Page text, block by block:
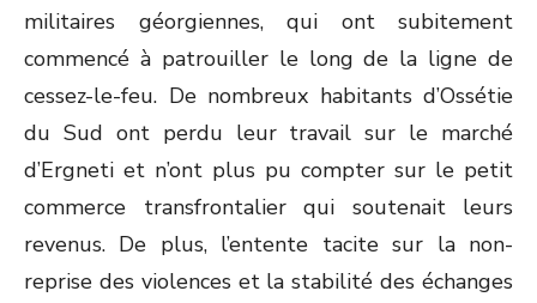
militaires géorgiennes, qui ont subitement
commencé à patrouiller le long de la ligne de
cessez-le-feu. De nombreux habitants d’Ossétie
du Sud ont perdu leur travail sur le marché
d’Ergneti et n’ont plus pu compter sur le petit
commerce transfrontalier qui soutenait leurs
revenus. De plus, l’entente tacite sur la non-
reprise des violences et la stabilité des échanges